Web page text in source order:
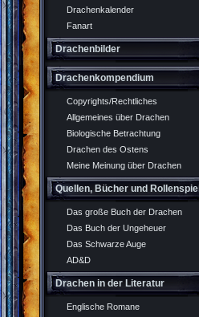
Drachenkalender
Fanart
Drachenbilder
Drachenkompendium
Copyrights/Rechtliches
Allgemeines über Drachen
Biologische Betrachtung
Drachen des Ostens
Meine Meinung über Drachen
Quellen, Bücher und Rollenspiel
Das große Buch der Drachen
Das Buch der Ungeheuer
Das Schwarze Auge
AD&D
Drachen in der Literatur
Englische Romane